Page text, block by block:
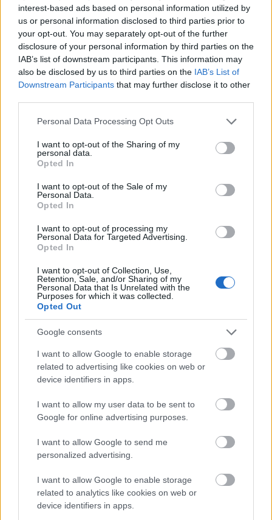
interest-based ads based on personal information utilized by
us or personal information disclosed to third parties prior to
your opt-out. You may separately opt-out of the further
disclosure of your personal information by third parties on the
IAB’s list of downstream participants. This information may
also be disclosed by us to third parties on the IAB’s List of
Downstream Participants that may further disclose it to other
Please note that this website/app uses one or more Google
not limited to your visit or usage behaviour. You may click to
grant or deny consent to Google and its third-party tags to
use your data for below specified purposes in below Google
consent section.
Personal Data Processing Opt Outs
I want to opt-out of the Sharing of my
personal data.
Opted In
I want to opt-out of the Sale of my
Personal Data.
Opted In
I want to opt-out of processing my
Personal Data for Targeted Advertising.
Opted In
I want to opt-out of Collection, Use,
Retention, Sale, and/or Sharing of my
Personal Data that Is Unrelated with the
Purposes for which it was collected.
Opted Out
Google consents
I want to allow Google to enable storage
related to advertising like cookies on web or
device identifiers in apps.
I want to allow my user data to be sent to
Google for online advertising purposes.
I want to allow Google to send me
personalized advertising.
I want to allow Google to enable storage
related to analytics like cookies on web or
device identifiers in apps.
Για τους Αιγόκερους, δεν θα έλεγα πως είναι η
καλύτερη στιγμή για να κάνετε σημαντικές ενέργειες
σήμερα και αύριο. Διαβάστε τη συνέχεια
εδώ.
Για τους Υδροχόους, δώστε χώρο στις σκέψεις
σας σήμερα και κυρίως τις εμπνεύσεις σας γιατί
είναι σίγουρο πως θα έρθουν λύσεις σε ζητήματα
Διαβάστε τη συνέχειαεδώ.
Για τους Ιχθύες, σήμερα πάρτε το χρόνο σας
ανεξάρτητα αν ασχοληθείτε με κάτι που σας είναι
γνώριμο και οικείο. Διαβάστε τη συνέχεια